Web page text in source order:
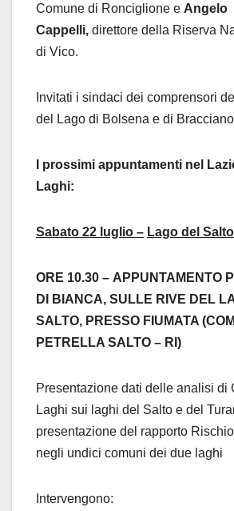
Comune di Ronciglione e Angelo
Cappelli, direttore della Riserva
di Vico.
Invitati i sindaci dei comprensori
del Lago di Bolsena e di
I prossimi appuntamenti nel
Laghi:
Sabato 22 luglio – Lago del Salto
ORE 10.30 – APPUNTAMENTO
DI BIANCA, SULLE RIVE DEL
SALTO, PRESSO FIUMATA
PETRELLA SALTO – RI)
Presentazione dati delle analisi di
Laghi sui laghi del Salto e del
presentazione del rapporto
negli undici comuni dei due laghi
Intervengono: